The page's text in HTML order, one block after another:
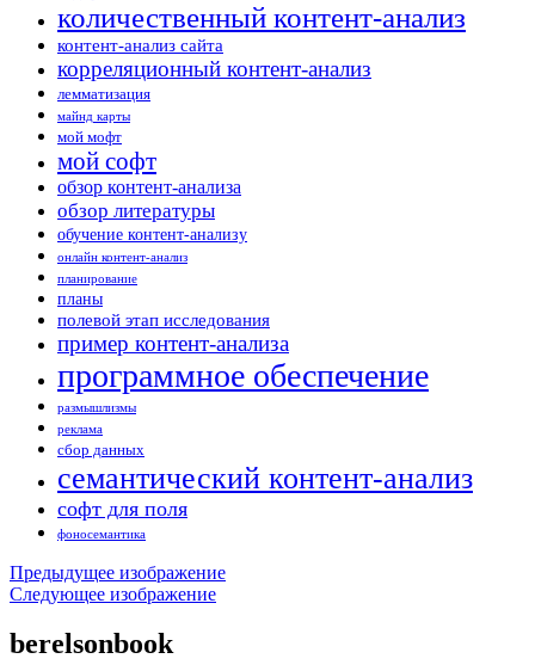
количественный контент-анализ
контент-анализ сайта
корреляционный контент-анализ
лемматизация
майнд карты
мой мофт
мой софт
обзор контент-анализа
обзор литературы
обучение контент-анализу
онлайн контент-анализ
планирование
планы
полевой этап исследования
пример контент-анализа
программное обеспечение
размышлизмы
реклама
сбор данных
семантический контент-анализ
софт для поля
фоносемантика
Предыдущее изображение
Следующее изображение
berelsonbook